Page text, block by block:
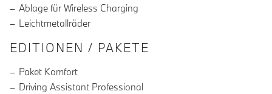
Ablage für Wireless Charging
Leichtmetallräder
EDITIONEN / PAKETE
Paket Komfort
Driving Assistant Professional